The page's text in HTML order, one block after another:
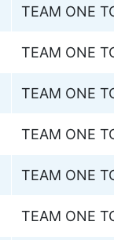
TEAM ONE
TEAM ONE
TEAM ONE
TEAM ONE
TEAM ONE
TEAM ONE